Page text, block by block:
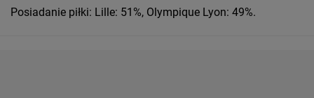
Posiadanie piłki: Lille: 51%, Olympique Lyon: 49%.